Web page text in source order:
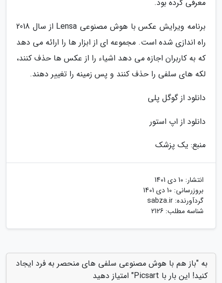
معرفی کرده بود.
برنامه ویرایش عکس با هوش مصنوعی Lensa از سال 2018
راه اندازی شده است. مجموعه ای از ابزار ها را ارائه می دهد
که به کاربران اجازه می دهد اشیاء را از عکس ها حذف کنند،
لکه های سلفی را حذف کنند و پس زمینه را تغییر دهند.
دانلود از گوگل پلی
دانلود از اپ استور
منبع: یک پزشک
انتشار: 10 دی 1401
بروزرسانی: 10 دی 1401
گردآورنده: sabza.ir
شناسه مطلب: 2126
به "باز هم با هوش مصنوعی سلفی های منحصر به فرد ایجاد
کنید! این بار با Picsart" امتیاز دهید